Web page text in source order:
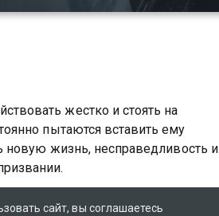
жестко и стоять на
пытаются вставить ему
новую жизнь, несправедливость и
бесплатно в хорошем HD
сайт, вы соглашаетесь